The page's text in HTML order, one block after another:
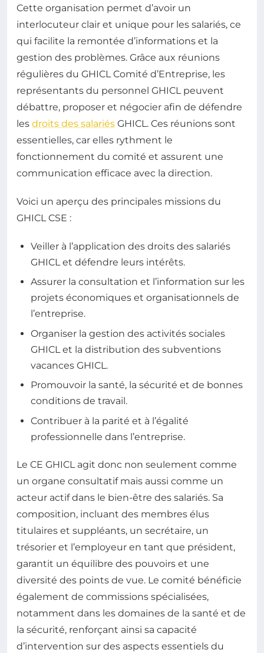
Cette organisation permet d’avoir un
interlocuteur clair et unique pour les salariés, ce
qui facilite la remontée d’informations et la
gestion des problèmes. Grâce aux réunions
régulières du GHICL Comité d’Entreprise, les
représentants du personnel GHICL peuvent
débattre, proposer et négocier afin de défendre
les droits des salariés GHICL. Ces réunions sont
essentielles, car elles rythment le
fonctionnement du comité et assurent une
communication efficace avec la direction.
Voici un aperçu des principales missions du
GHICL CSE :
Veiller à l’application des droits des salariés
GHICL et défendre leurs intérêts.
Assurer la consultation et l’information sur les
projets économiques et organisationnels de
l’entreprise.
Organiser la gestion des activités sociales
GHICL et la distribution des subventions
vacances GHICL.
Promouvoir la santé, la sécurité et de bonnes
conditions de travail.
Contribuer à la parité et à l’égalité
professionnelle dans l’entreprise.
Le CE GHICL agit donc non seulement comme
un organe consultatif mais aussi comme un
acteur actif dans le bien-être des salariés. Sa
composition, incluant des membres élus
titulaires et suppléants, un secrétaire, un
trésorier et l’employeur en tant que président,
garantit un équilibre des pouvoirs et une
diversité des points de vue. Le comité bénéficie
également de commissions spécialisées,
notamment dans les domaines de la santé et de
la sécurité, renforçant ainsi sa capacité
d’intervention sur des aspects essentiels du